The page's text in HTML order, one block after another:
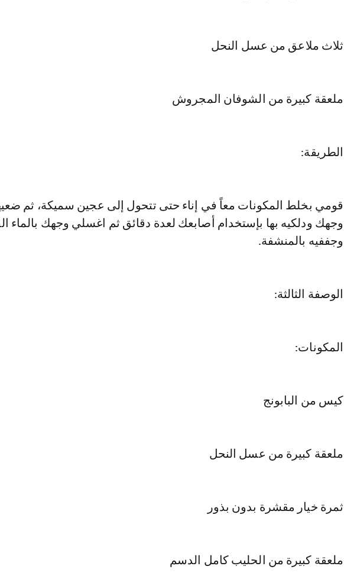
ثلاث ملاعق من عسل النحل
ملعقة كبيرة من الشوفان المجروش
الطريقة:
قومي بخلط المكونات معاً في إناء حتى تتحول إلى عجين سميكة، ثم
وجهك ودلكيه بها بإستخدام أصابعك لعدة دقائق ثم اغسلي وجهك بالماء
وجففيه بالمنشفة.
الوصفة الثالثة:
المكونات:
كيس من البابونج
ملعقة كبيرة من عسل النحل
ثمرة خيار مقشرة بدون بذور
ملعقة كبيرة من الحليب كامل الدسم